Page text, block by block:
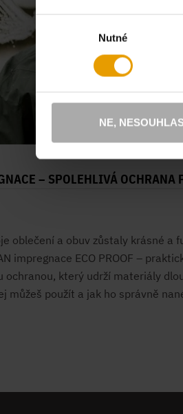
Nutné
NE,
– SPOLEHLIVÁ OCHRANA
oblečení a obuv zůstaly krásné a
impregnace ECO PROOF –
ochranou, který udrží materiály
můžeš použít a jak ho správně